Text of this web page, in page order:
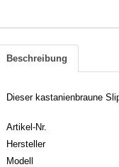
Beschreibung
Dieser kastanienbraune
Artikel-Nr.
Hersteller
Modell